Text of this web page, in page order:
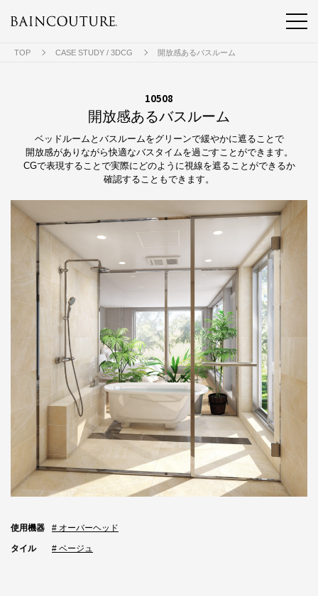
TOP CASE STUDY / 3DCG 開放感あるバスルーム
10508
開放感あるバスルーム
ベッドルームとバスルームをグリーンで緩やかに遮ることで
開放感がありながら快適なバスタイムを過ごすことができます。
CGで表現することで実際にどのように視線を遮ることができるか
確認することもできます。
使用機器 # オーバーヘッド
タイル # ベージュ